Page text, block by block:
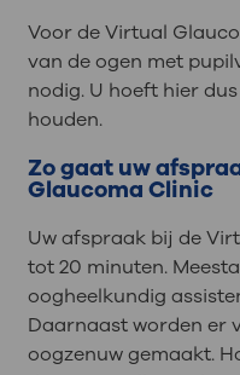
Voor de Virtual
van de ogen met
nodig. U hoeft hier
houden.
Zo gaat uw
Glaucoma Clinic
Uw afspraak bij de
tot 20 minuten.
oogheelkundig
Daarnaast worden er
oogzenuw gemaakt.